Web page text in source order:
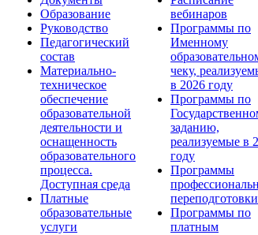
Образование
Руководство
Педагогический
состав
Материально-
техническое
обеспечение
образовательной
деятельности и
оснащенность
образовательного
процесса.
Доступная среда
Платные
образовательные
услуги
вебинаров
Программы по
Именному
чеку,
в 2026 году
Программы по
заданию,
реализуемые в
году
Программы
переподготовки
Программы по
платным